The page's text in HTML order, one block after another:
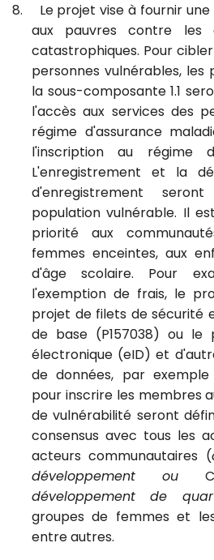
8.
Le projet vise à fournir
aux pauvres contre les
catastrophiques. Pour
personnes vulnérables,
la sous-composante 1.1
l'accès aux services des
régime d'assurance
l'inscription au régime
L'enregistrement et la
d'enregistrement
population vulnérable. Il
priorité aux
femmes enceintes, aux
d'âge scolaire. Pour
l'exemption de frais, le
projet de filets de sécurité
de base (P157038) ou le
électronique (eID) et
de données, par
pour inscrire les membres
de vulnérabilité seront
consensus avec tous les
acteurs communautaires (
développement ou
développement de
groupes de femmes et
entre autres.